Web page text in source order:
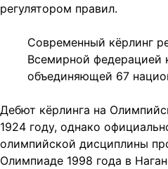
регулятором правил.
Современный кёрлинг
Всемирной федерацией
объединяющей 67
Дебют кёрлинга на
1924 году, однако
олимпийской дисциплины
Олимпиаде 1998 года в